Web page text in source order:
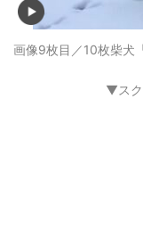
画像9枚目／10枚柴犬
▼ス